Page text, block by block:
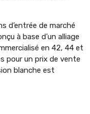
d’entrée de marché
à base d’un alliage
en 42, 44 et
pour un prix de vente
blanche est